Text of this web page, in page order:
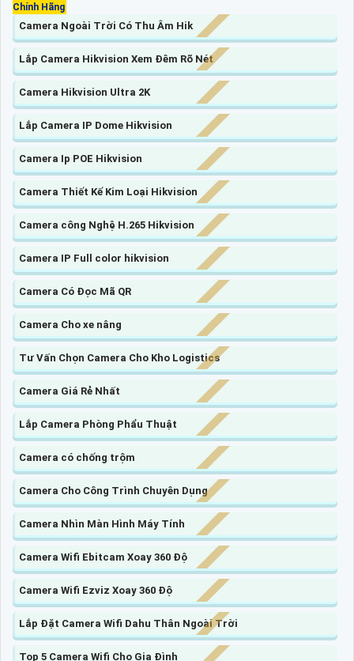
Chính Hãng
Camera Ngoài Trời Có Thu Âm Hik
Lắp Camera Hikvision Xem Đêm Rõ Nét
Camera Hikvision Ultra 2K
Lắp Camera IP Dome Hikvision
Camera Ip POE Hikvision
Camera Thiết Kế Kim Loại Hikvision
Camera công Nghệ H.265 Hikvision
Camera IP Full color hikvision
Camera Có Đọc Mã QR
Camera Cho xe nâng
Tư Vấn Chọn Camera Cho Kho Logistics
Camera Giá Rẻ Nhất
Lắp Camera Phòng Phẩu Thuật
Camera có chống trộm
Camera Cho Công Trình Chuyên Dụng
Camera Nhìn Màn Hình Máy Tính
Camera Wifi Ebitcam Xoay 360 Độ
Camera Wifi Ezviz Xoay 360 Độ
Lắp Đặt Camera Wifi Dahu Thân Ngoài Trời
Top 5 Camera Wifi Cho Gia Đình